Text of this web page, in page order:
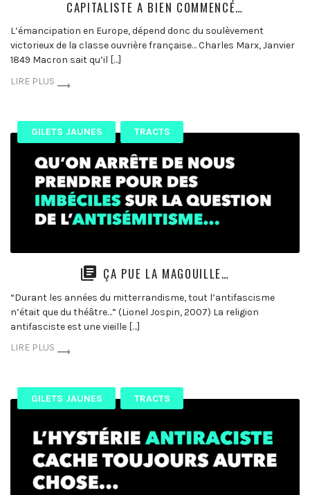
CAPITALISTE A BIEN COMMENCÉ…
L’émancipation en Europe, dépend donc du soulèvement
victorieux de la classe ouvrière française… Charles Marx, Janvier
1849 Macron sait qu’il […]
LIRE PLUS
GILETS JAUNES TRACTS
ÇA PUE LA MAGOUILLE…
“Durant les années du mitterrandisme, tout l’antifascisme
n’était que du théâtre…” (Lionel Jospin, 2007) La religion
antifasciste est une vieille […]
LIRE PLUS
GILETS JAUNES TRACTS